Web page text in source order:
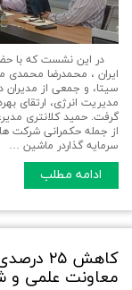
در این نشست که با
ایران ، محمدرضا محمدی
سیتا، و جمعی از مدیران
مدیریت انرژی، ارتقای
گرفت. حمید کلانتری
از جمله حکمرانی شرکت
سرمایه گذاردر ماشین …
ادامه مطلب
کاهش
معاونت علمی و